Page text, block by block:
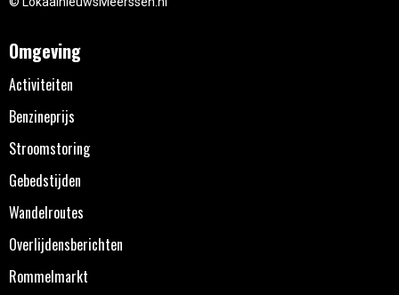
Omgeving
Activiteiten
Benzineprijs
Stroomstoring
Gebedstijden
Wandelroutes
Overlijdensberichten
Rommelmarkt